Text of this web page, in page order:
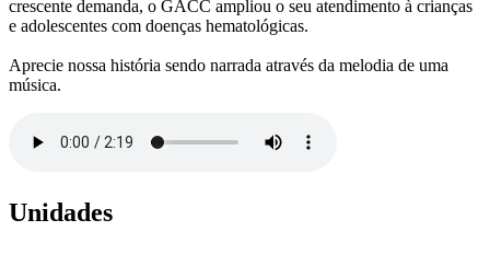
crescente demanda, o GACC ampliou o seu atendimento à crianças
e adolescentes com doenças hematológicas.
Aprecie nossa história sendo narrada através da melodia de uma
música.
Unidades